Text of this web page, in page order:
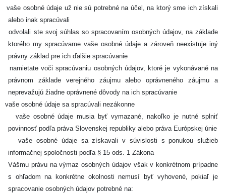
vaše osobné údaje už nie sú potrebné na účel, na ktorý sme ich získali
alebo inak spracúvali
odvolali ste svoj súhlas so spracovaním osobných údajov, na základe
ktorého my spracúvame vaše osobné údaje a zároveň neexistuje iný
právny základ pre ich ďalšie spracúvanie
namietate voči spracúvaniu osobných údajov, ktoré je vykonávané na
právnom základe verejného záujmu alebo oprávneného záujmu a
neprevažujú žiadne oprávnené dôvody na ich spracúvanie
vaše osobné údaje sa spracúvali nezákonne
vaše osobné údaje musia byť vymazané, nakoľko je nutné splniť
povinnosť podľa práva Slovenskej republiky alebo práva Európskej únie
vaše osobné údaje sa získavali v súvislosti s ponukou služieb
informačnej spoločnosti podľa § 15 ods. 1 Zákona
Vášmu právu na výmaz osobných údajov však v konkrétnom prípadne
s ohľadom na konkrétne okolnosti nemusí byť vyhovené, pokiaľ je
spracovanie osobných údajov potrebné na: